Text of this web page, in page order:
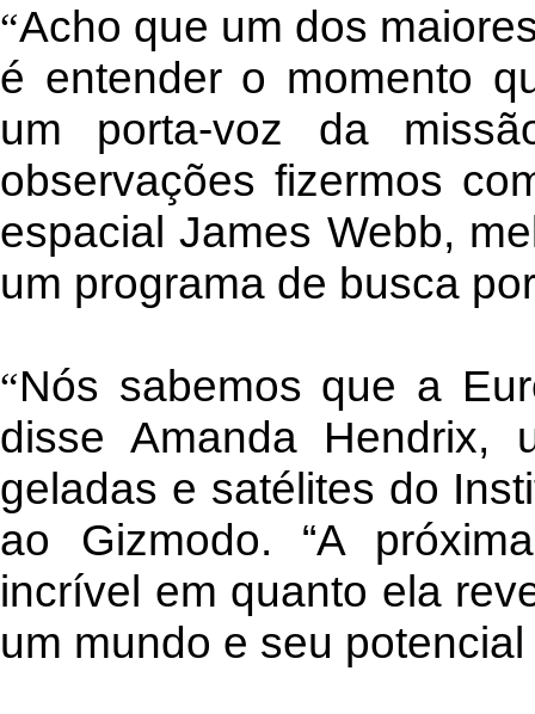
“Acho que um dos
é entender o momento
um porta-voz da
observações fizermos
espacial James Webb,
um programa de busca
“Nós sabemos que a
disse Amanda Hendrix,
geladas e satélites do
ao Gizmodo. “A
incrível em quanto ela
um mundo e seu